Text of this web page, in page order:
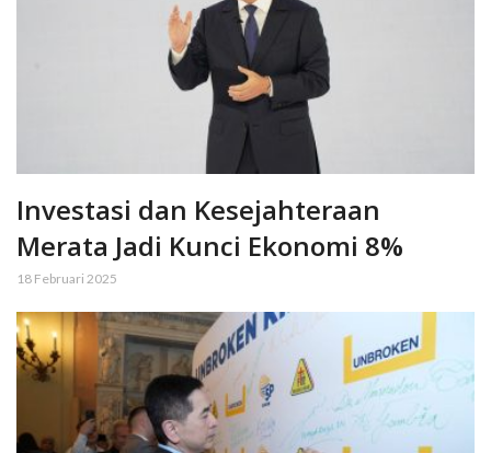
Investasi dan Kesejahteraan
Merata Jadi Kunci Ekonomi 8%
18 Februari 2025